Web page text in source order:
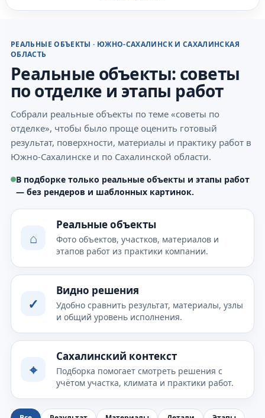
РЕАЛЬНЫЕ ОБЪЕКТЫ · ЮЖНО-САХАЛИНСК И САХАЛИНСКАЯ
ОБЛАСТЬ
Реальные объекты: советы
по отделке и этапы работ
Собрали реальные объекты по теме «советы по
отделке», чтобы было проще оценить готовый
результат, поверхности, материалы и практику работ в
Южно-Сахалинске и по Сахалинской области.
В подборке только реальные объекты и этапы работ
— без рендеров и шаблонных картинок.
⌂
Реальные объекты
Фото объектов, участков, материалов и
этапов работ из практики компании.
✓
Видно решения
Удобно сравнить результат, материалы, узлы
и общий уровень исполнения.
⌖
Сахалинский контекст
Подборка помогает смотреть решения с
учётом участка, климата и практики работ.